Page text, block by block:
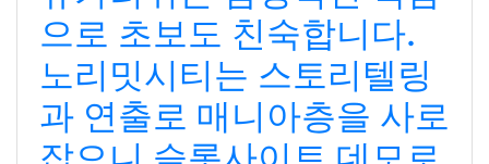
으로 초보도 친숙합니다.
노리밋시티는 스토리텔링
과 연출로 매니아층을 사로